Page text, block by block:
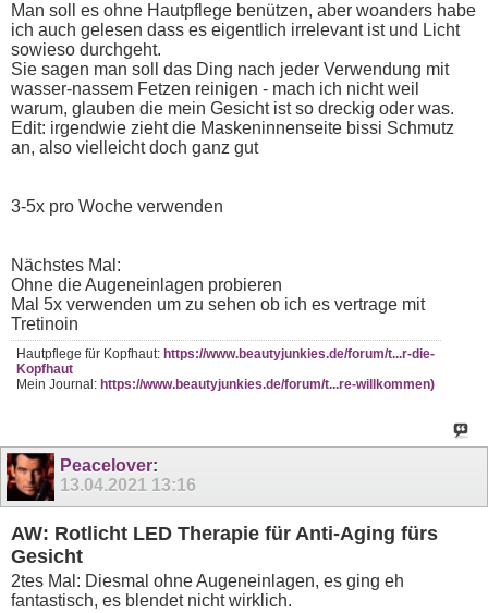
Man soll es ohne Hautpflege benützen, aber woanders habe
ich auch gelesen dass es eigentlich irrelevant ist und Licht
sowieso durchgeht.
Sie sagen man soll das Ding nach jeder Verwendung mit
wasser-nassem Fetzen reinigen - mach ich nicht weil
warum, glauben die mein Gesicht ist so dreckig oder was.
Edit: irgendwie zieht die Maskeninnenseite bissi Schmutz
an, also vielleicht doch ganz gut
3-5x pro Woche verwenden
Nächstes Mal:
Ohne die Augeneinlagen probieren
Mal 5x verwenden um zu sehen ob ich es vertrage mit
Tretinoin
Hautpflege für Kopfhaut: https://www.beautyjunkies.de/forum/t...r-die-
Kopfhaut
Mein Journal: https://www.beautyjunkies.de/forum/t...re-willkommen)
Peacelover:
13.04.2021 13:16
AW: Rotlicht LED Therapie für Anti-Aging fürs
Gesicht
2tes Mal: Diesmal ohne Augeneinlagen, es ging eh
fantastisch, es blendet nicht wirklich.